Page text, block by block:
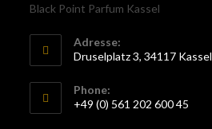
Black Point Parfum Kassel
Adresse:
Druselplatz 3, 34117 Kassel
Phone:
+49 (0) 561 202 600 45